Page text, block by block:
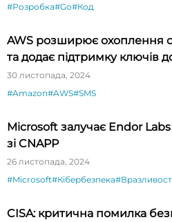
#Розробка#Go#Код
AWS розширює охоплення
та додає підтримку ключів
30 листопада, 2024
#Amazon#AWS#SMS
Microsoft залучає Endor Labs
зі CNAPP
26 листопада, 2024
#Microsoft#Кібербезпека
CISA: критична помилка